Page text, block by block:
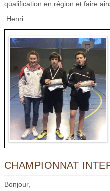
qualification en région et faire
Henri
CHAMPIONNAT
Bonjour,